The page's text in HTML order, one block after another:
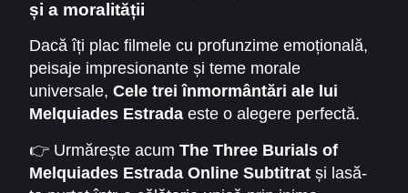
și a moralității
Dacă îți plac filmele cu profunzime emoțională,
peisaje impresionante și teme morale
universale, Cele trei înmormântări ale lui
Melquiades Estrada este o alegere perfectă.
pentru prieteni, care rămâne mult timp în
mintea și în inima privitorului.
👉 Urmărește acum The Three Burials of
Melquiades Estrada Online Subtitrat și lasă-